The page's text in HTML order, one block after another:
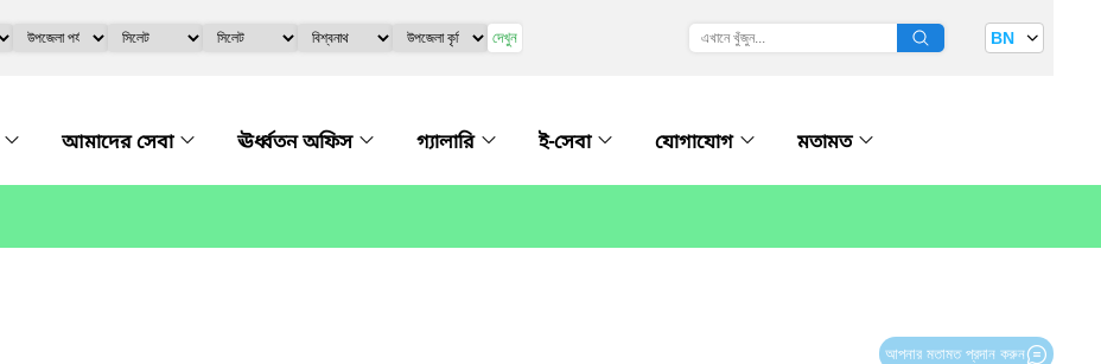
দেখুন BN
আমাদের সেবা ঊর্ধ্বতন অফিস গ্যালারি ই-সেবা যোগাযোগ মতামত
আপনার মতামত প্রদান করুন